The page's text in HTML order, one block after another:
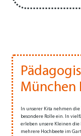
München
In unserer Kita nehmen
besondere Rolle ein. In
erleben unsere Kleinen
mehrere Hochbeete im